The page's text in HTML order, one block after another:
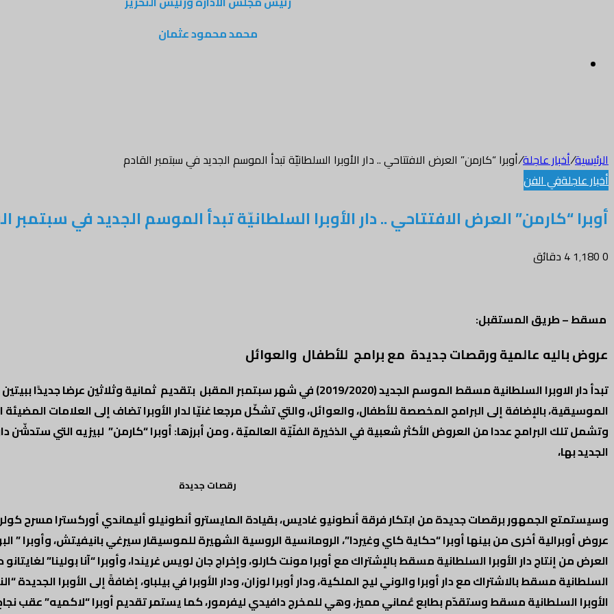
محمد محمود عثمان
الرئيسية/أخبار عاجلة/أوبرا “كارمن” العرض الافتتاحي .. دار الأوبرا السلطانيّة تبدأ الموسم الجديد في سبتمبر القادم
أخبار عاجلةفي الفن
أوبرا “كارمن” العرض الافتتاحي .. دار الأوبرا السلطانيّة تبدأ الموسم الجديد في سبتمبر
0
4 دقائق
مسقط – طريق المستقبل:
عروض باليه عالمية ورقصات جديدة مع برامج للأطفال والعوائل
الموسيقية، بالإضافة إلى البرامج المخصصة للأطفال، والعوائل، والتي تشكّل مرجعا غنيّا لدار الأوبرا تضاف إلى العلامات
وتشمل تلك البرامج عددا من العروض الأكثر شعبية في الذخيرة الفنّيّة العالميّة ، ومن أبرزها: أوبرا “كارمن” لبيزيه التي
الجديد بها،
رقصات جديدة
وسيستمتع الجمهور برقصات جديدة من ابتكار فرقة أنطونيو غاديس، بقيادة المايسترو أنطونيلو أليماندي أوركسترا مسرح
عروض أوبرالية أخرى من بينها أوبرا “حكاية كاي وغيردا”، الرومانسية الروسية الشهيرة للموسيقار سيرغي بانيفيتش، وأوبرا ”
العرض من إنتاج دار الأوبرا السلطانية مسقط بالإشتراك مع أوبرا مونت كارلو، وإخراج جان لويس غريندا، وأوبرا “آنا بولينا” لغايتانو
السلطانية مسقط بالاشتراك مع دار أوبرا والوني ليج الملكية، ودار أوبرا لوزان، ودار الأوبرا في بيلباو، إضافةً إلى الأوبرا
الأوبرا السلطانية مسقط وستقدّم بطابع عُماني مميز، وهي للمخرج دافيدي ليفرمور، كما يستمر تقديم أوبرا “لاكميه” عقب